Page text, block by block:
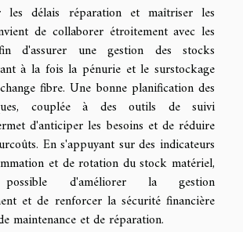
les délais réparation et maîtriser les
de collaborer étroitement avec les
d'assurer une gestion des stocks
à la fois la pénurie et le surstockage
fibre. Une bonne planification des
couplée à des outils de suivi
d'anticiper les besoins et de réduire
En s'appuyant sur des indicateurs
et de rotation du stock matériel,
d'améliorer la gestion
et de renforcer la sécurité financière
maintenance et de réparation.